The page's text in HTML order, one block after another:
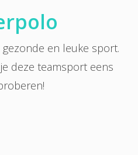
en leuke sport.
deze teamsport eens